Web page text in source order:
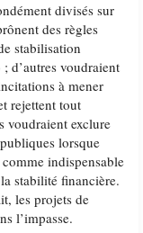
divisés sur
des règles
stabilisation
d’autres voudraient
à mener
rejettent tout
voudraient exclure
lorsque
indispensable
stabilité financière.
les projets de
l’impasse.